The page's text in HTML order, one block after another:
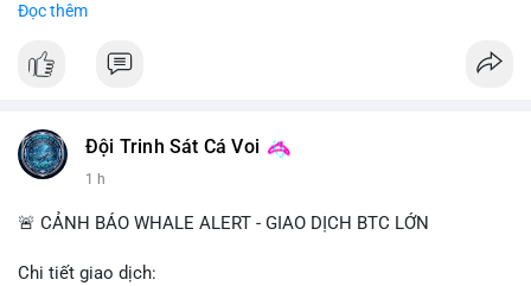
#binancesquare
$btc
📰 Nguồn: Cointelegraph
Đọc thêm
Đội Trinh Sát Cá Voi
1 h
🚨 CẢNH BÁO WHALE ALERT - GIAO DỊCH BTC LỚN
Chi tiết giao dịch: